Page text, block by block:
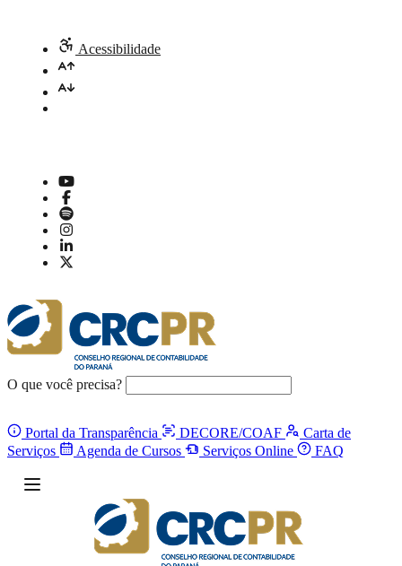
Acessibilidade
O que você precisa?
Portal da Transparência DECORE/COAF
Carta de
Serviços
Agenda de Cursos Serviços Online FAQ